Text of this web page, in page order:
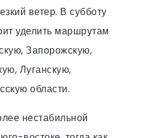
ветер. В субботу
уделить маршрутам
Запорожскую,
Луганскую,
области.
нестабильной